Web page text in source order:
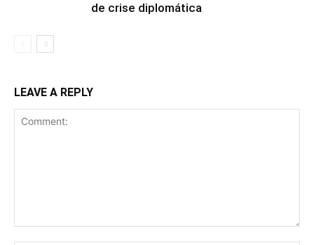
de crise diplomática
LEAVE A REPLY